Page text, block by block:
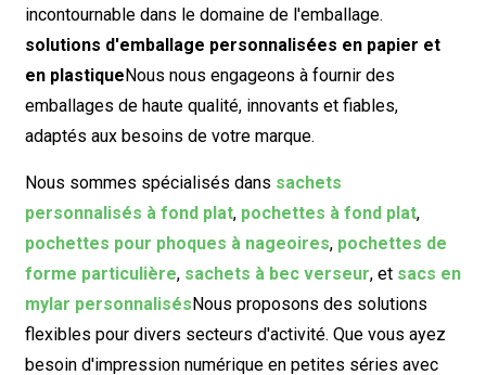
incontournable dans le domaine de l'emballage.
solutions d'emballage personnalisées en papier et
en plastiqueNous nous engageons à fournir des
emballages de haute qualité, innovants et fiables,
adaptés aux besoins de votre marque.
Nous sommes spécialisés dans sachets
personnalisés à fond plat, pochettes à fond plat,
pochettes pour phoques à nageoires, pochettes de
forme particulière, sachets à bec verseur, et sacs en
mylar personnalisésNous proposons des solutions
flexibles pour divers secteurs d'activité. Que vous ayez
besoin d'impression numérique en petites séries avec